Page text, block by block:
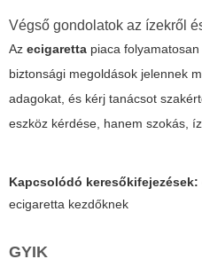
Végső gondolatok az ízekről
Az ecigaretta piaca
biztonsági megoldások jelennek
adagokat, és kérj tanácsot
eszköz kérdése, hanem szokás,
Kapcsolódó keresőkifejezések:
ecigaretta kezdőknek
GYIK